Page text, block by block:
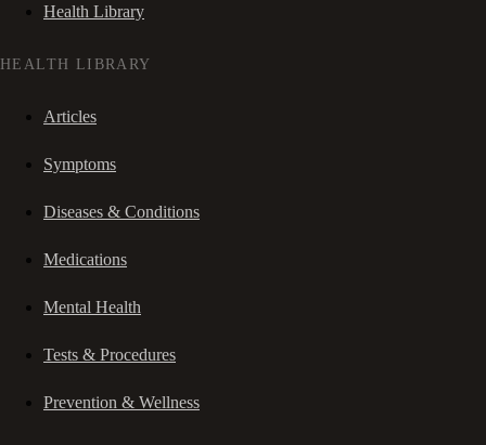
Health Library
HEALTH LIBRARY
Articles
Symptoms
Diseases & Conditions
Medications
Mental Health
Tests & Procedures
Prevention & Wellness